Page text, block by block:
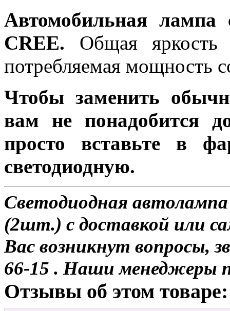
Автомобильная
СREE. Общая яркость
потребляемая мощность
Чтобы заменить
вам не понадобится
просто вставьте в
светодиодную.
Светодиодная
(2шт.) с доставкой или
Вас возникнут вопросы,
66-15 . Наши менеджеры
Отзывы об этом товаре: